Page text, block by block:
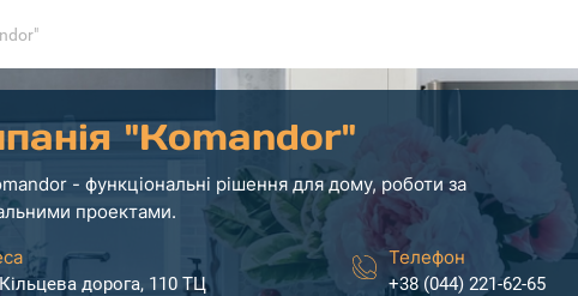
"Komandor"
- функціональні рішення для дому, роботи за
проектами.
дорога, 110 ТЦ
Телефон
+38 (044) 221-62-65